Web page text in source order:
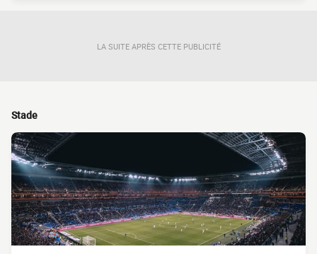
LA SUITE APRÈS CETTE PUBLICITÉ
Stade